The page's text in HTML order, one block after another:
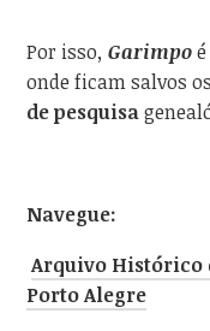
Por isso,Garimpo
onde ficam salvos
de pesquisa
Navegue:
Arquivo Histórico
Porto Alegre